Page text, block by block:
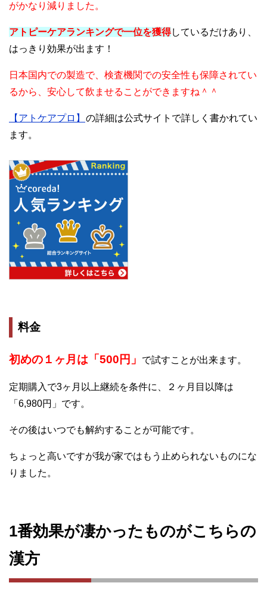
がかなり減りました。
アトピーケアランキングで一位を獲得しているだけあり、
はっきり効果が出ます！
日本国内での製造で、検査機関での安全性も保障されてい
るから、安心して飲ませることができますね＾＾
【アトケアプロ】 の詳細は公式サイトで詳しく書かれてい
ます。
料金
初めの１ヶ月は「500円」 で試すことが出来ます。
定期購入で3ヶ月以上継続を条件に、２ヶ月目以降は
「6,980円」です。
その後はいつでも解約することが可能です。
ちょっと高いですが我が家ではもう止められないものにな
りました。
1番効果が凄かったものがこちらの
漢方